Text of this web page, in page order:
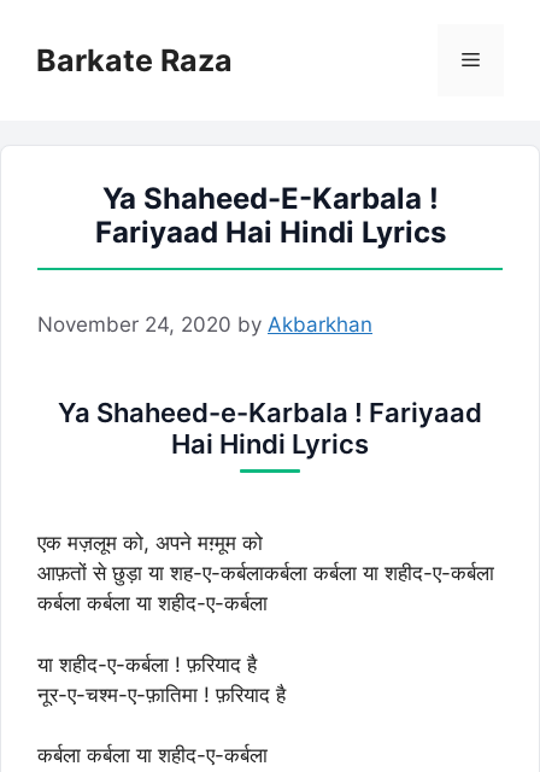
contentBarkate Raza Menu
Ya Shaheed-E-Karbala !
Fariyaad Hai Hindi Lyrics
November 24, 2020 by Akbarkhan
Ya Shaheed-e-Karbala ! Fariyaad
Hai Hindi Lyrics
एक मज़लूम को, अपने मग़्मूम को
आफ़तों से छुड़ा या शह-ए-कर्बलाकर्बला कर्बला या शहीद-ए-कर्बला
कर्बला कर्बला या शहीद-ए-कर्बला
या शहीद-ए-कर्बला ! फ़रियाद है
नूर-ए-चश्म-ए-फ़ातिमा ! फ़रियाद है
कर्बला कर्बला या शहीद-ए-कर्बला